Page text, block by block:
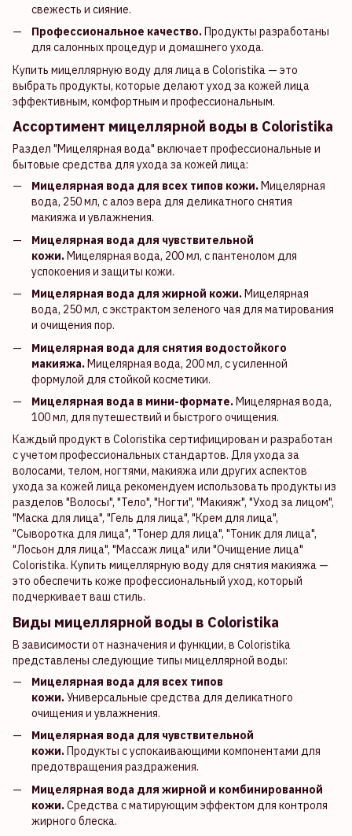
свежесть и сияние.
Профессиональное качество. Продукты разработаны
для салонных процедур и домашнего ухода.
Купить мицеллярную воду для лица в Coloristika — это
выбрать продукты, которые делают уход за кожей лица
эффективным, комфортным и профессиональным.
Ассортимент мицеллярной воды в Coloristika
Раздел "Мицелярная вода" включает профессиональные и
бытовые средства для ухода за кожей лица:
Мицелярная вода для всех типов кожи. Мицелярная
вода, 250 мл, с алоэ вера для деликатного снятия
макияжа и увлажнения.
Мицелярная вода для чувствительной
кожи.Мицелярная вода, 200 мл, с пантенолом для
успокоения и защиты кожи.
Мицелярная вода для жирной кожи.Мицелярная
вода, 250 мл, с экстрактом зеленого чая для матирования
и очищения пор.
Мицелярная вода для снятия водостойкого
макияжа.Мицелярная вода, 200 мл, с усиленной
формулой для стойкой косметики.
Мицелярная вода в мини-формате.Мицелярная вода,
100 мл, для путешествий и быстрого очищения.
Каждый продукт в Coloristika сертифицирован и разработан
с учетом профессиональных стандартов. Для ухода за
волосами, телом, ногтями, макияжа или других аспектов
ухода за кожей лица рекомендуем использовать продукты из
разделов "Волосы", "Тело", "Ногти", "Макияж", "Уход за лицом",
"Маска для лица", "Гель для лица", "Крем для лица",
"Сыворотка для лица", "Тонер для лица", "Тоник для лица",
"Лосьон для лица", "Массаж лица" или "Очищение лица"
Coloristika. Купить мицеллярную воду для снятия макияжа —
это обеспечить коже профессиональный уход, который
подчеркивает ваш стиль.
Виды мицеллярной воды в Coloristika
В зависимости от назначения и функции, в Coloristika
представлены следующие типы мицеллярной воды:
Мицелярная вода для всех типов
кожи.Универсальные средства для деликатного
очищения и увлажнения.
Мицелярная вода для чувствительной
кожи. Продукты с успокаивающими компонентами для
предотвращения раздражения.
Мицелярная вода для жирной и комбинированной
кожи.Средства с матирующим эффектом для контроля
жирного блеска.